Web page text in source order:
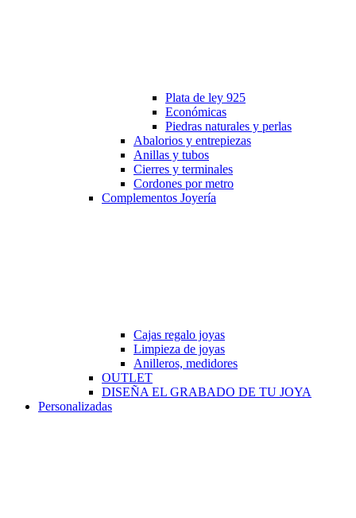
Plata de ley 925
Económicas
Piedras naturales y perlas
Abalorios y entrepiezas
Anillas y tubos
Cierres y terminales
Cordones por metro
Complementos Joyería
Cajas regalo joyas
Limpieza de joyas
Anilleros, medidores
OUTLET
DISEÑA EL GRABADO DE TU JOYA
Personalizadas